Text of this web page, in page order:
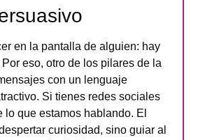
en la pantalla de alguien: hay
eso, otro de los pilares de la
con un lenguaje
Si tienes redes sociales
lo que estamos hablando. El
curiosidad, sino guiar al